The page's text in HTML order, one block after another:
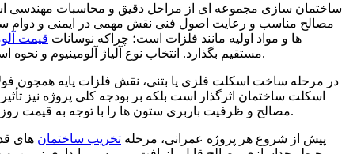
ساختمان سازی مجموعه ای از مراحل دقیق و محاسبات مهندسی است
مصالح مناسب و رعایت اصول فنی نقش مهمی در ایمنی و دوام
ها و مواد اولیه مانند فلزات است؛ چراکه نوسانات قیمت
مستقیم بگذارد. انتخاب نوع آلیاژ آلومینیوم و نحوه استفاده از آن در سازه، از مواردی است که مهندسان باید با دقت محاسبه کنند.
در مرحله ساخت اسکلت فلزی یا بتنی، نقش فلزات پایه همچون
اسکلت ساختمان اثرگذار است بلکه بر بودجه کلی پروژه نیز
مصالح و ظرفیت باربری ستون ها را با توجه به قیمت روز آهن و مقاطع فولادی انتخاب کنند تا ساختار اقتصادی و مقاومی حاصل شود.
پیش از شروع هر پروژه عمرانی، مرحله تخریب ساختمان های